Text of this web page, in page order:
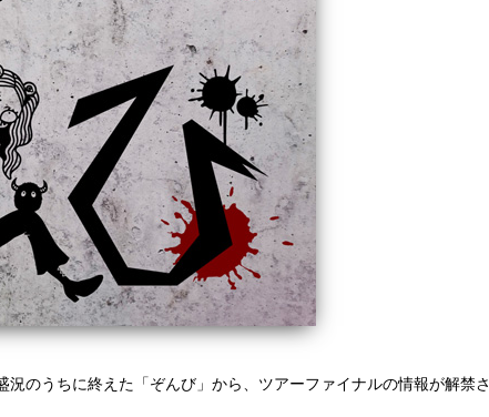
のうちに終えた「ぞんび」から、ツアーファイナルの情報が解禁さ